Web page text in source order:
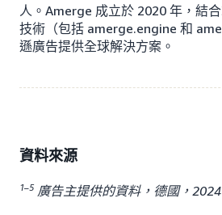
人。Amerge 成立於 2020 年，結
技術（包括 amerge.engine 和
遜廣告提供全球解決方案。
資料來源
1–5 廣告主提供的資料，德國，